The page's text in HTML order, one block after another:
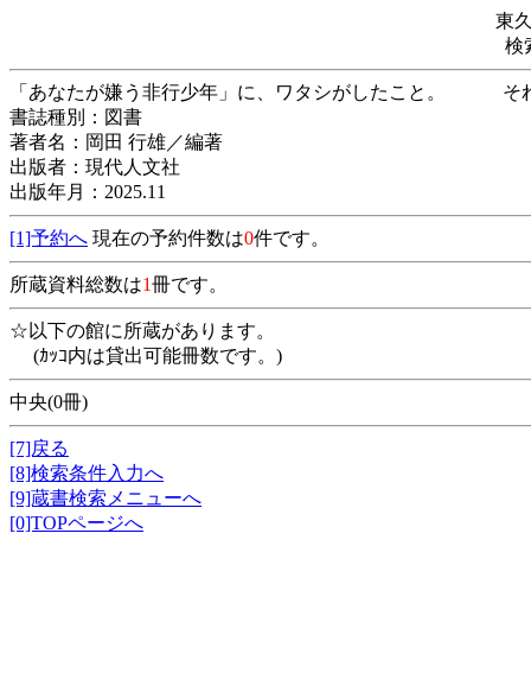
東
検
「あなたが嫌う非行少年」に、ワタシがしたこ
書誌種別：図書
著者名：岡田 行雄／編著
出版者：現代人文社
出版年月：2025.11
[1]予約へ 現在の予約件数は0件です。
所蔵資料総数は1冊です。
☆以下の館に所蔵があります。
(ｶｯｺ内は貸出可能冊数です。)
中央(0冊)
[7]戻る
[8]検索条件入力へ
[9]蔵書検索メニューへ
[0]TOPページへ